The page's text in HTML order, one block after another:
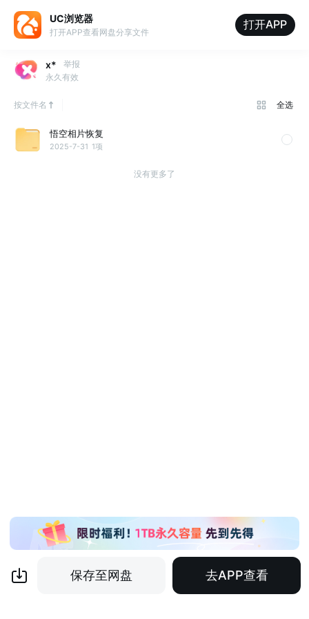
UC浏览器
打开APP查看网盘分享文件
打开APP
x*
举报
永久有效
按文件名 全选
悟空相片恢复
2025-7-31 1项
没有更多了
保存至网盘 去APP查看